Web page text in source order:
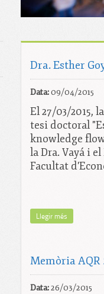
Dra. Esther
Data:09/04/2015
El 27/03/2015,
tesi doctoral
knowledge
la Dra. Vayá i
Facultat
Llegir més
Memòria AQR
Data:26/03/2015